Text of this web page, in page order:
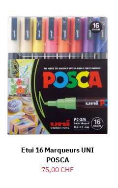
Etui 16 Marqueurs UNI
POSCA
75,00 CHF